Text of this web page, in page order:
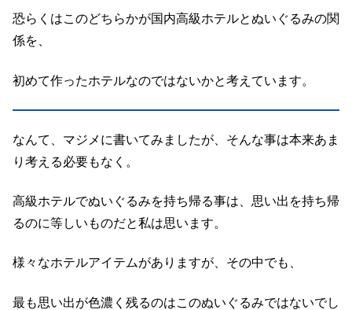
恐らくはこのどちらかが国内高級ホテルとぬいぐるみの関
係を、
初めて作ったホテルなのではないかと考えています。
なんて、マジメに書いてみましたが、そんな事は本来あま
り考える必要もなく。
高級ホテルでぬいぐるみを持ち帰る事は、思い出を持ち帰
るのに等しいものだと私は思います。
様々なホテルアイテムがありますが、その中でも、
最も思い出が色濃く残るのはこのぬいぐるみではないでし